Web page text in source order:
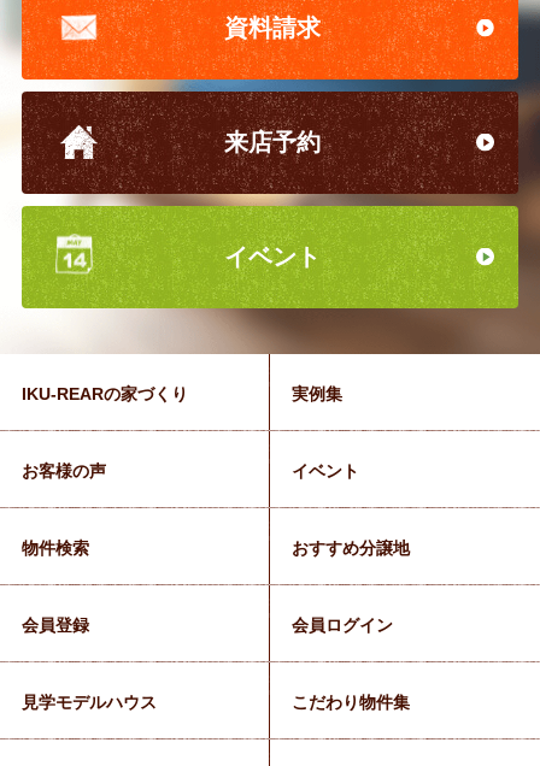
資料請求
来店予約
イベント
IKU-REARの家づくり 実例集
お客様の声 イベント
物件検索 おすすめ分譲地
会員登録 会員ログイン
見学モデルハウス こだわり物件集